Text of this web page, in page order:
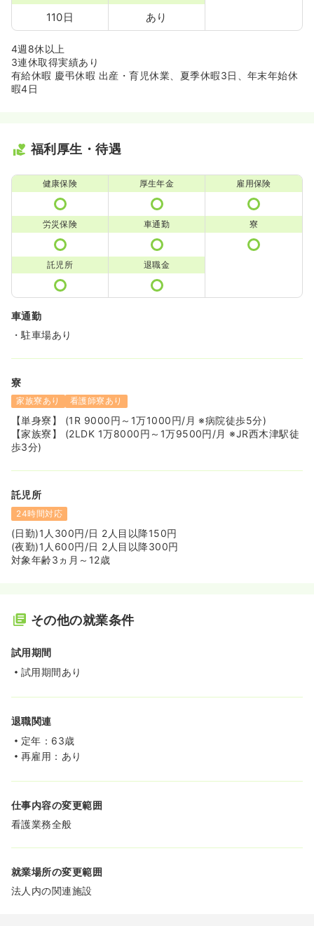
110日 あり
4週8休以上
3連休取得実績あり
有給休暇 慶弔休暇 出産・育児休業、夏季休暇3日、年末年始休
暇4日
福利厚生・待遇
健康保険 厚生年金 雇用保険
労災保険 車通勤 寮
託児所 退職金
車通勤
・駐車場あり
寮
家族寮あり 看護師寮あり
【単身寮】 (1R 9000円～1万1000円/月 ※病院徒歩5分)
【家族寮】 (2LDK 1万8000円～1万9500円/月 ※JR西木津駅徒
歩3分)
託児所
24時間対応
(日勤)1人300円/日 2人目以降150円
(夜勤)1人600円/日 2人目以降300円
対象年齢3ヵ月～12歳
その他の就業条件
試用期間
試用期間あり
退職関連
定年：63歳
再雇用：あり
仕事内容の変更範囲
看護業務全般
就業場所の変更範囲
法人内の関連施設